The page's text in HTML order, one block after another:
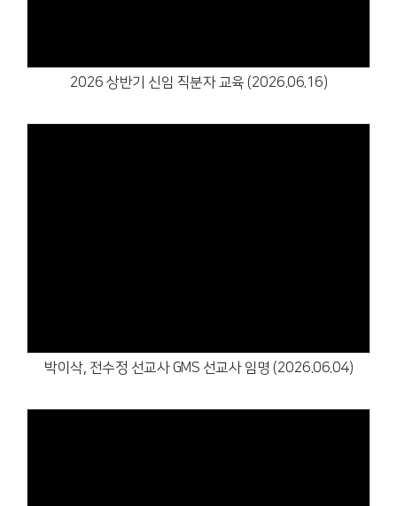
2026 상반기 신임 직분자 교육 (2026.06.16)
박이삭, 전수정 선교사 GMS 선교사 임명 (2026.06.04)